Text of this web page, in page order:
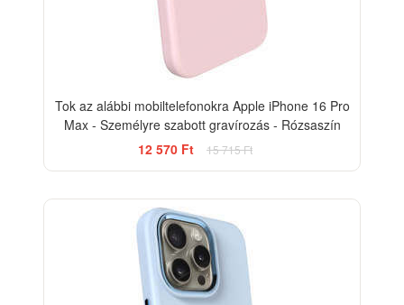
Tok az alábbi mobiltelefonokra Apple iPhone 16 Pro
Max - Személyre szabott gravírozás - Rózsaszín
12 570 Ft
15 715 Ft